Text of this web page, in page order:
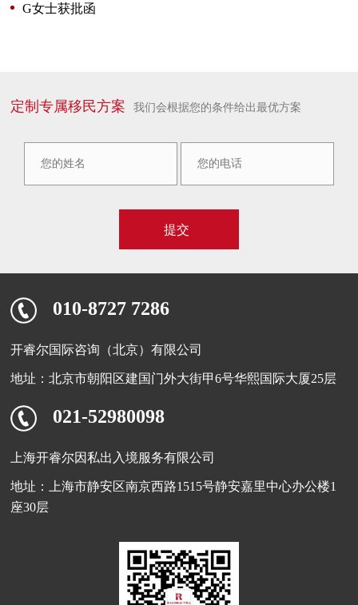
G女士获批函
定制专属移民方案 我们会根据您的条件给出最优方案
010-8727 7286
开睿尔国际咨询（北京）有限公司
地址：北京市朝阳区建国门外大街甲6号华熙国际大厦25层
021-52980098
上海开睿尔因私出入境服务有限公司
地址：上海市静安区南京西路1515号静安嘉里中心办公楼1
座30层